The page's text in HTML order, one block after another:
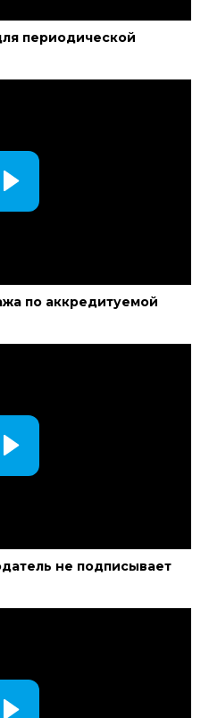
периодической
по аккредитуемой
не подписывает